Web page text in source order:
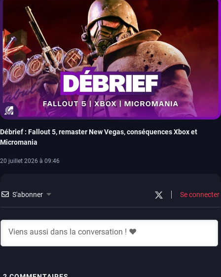
Débrief : Fallout 5, remaster New Vegas, conséquences Xbox et
Micromania
20 juillet 2026 à 09:46
S'abonner Se connecter